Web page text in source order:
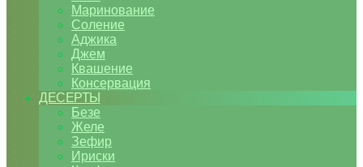
Маринование
Соление
Аджика
Джем
Квашение
Консервация
ДЕСЕРТЫ
Безе
Желе
Зефир
Ириски